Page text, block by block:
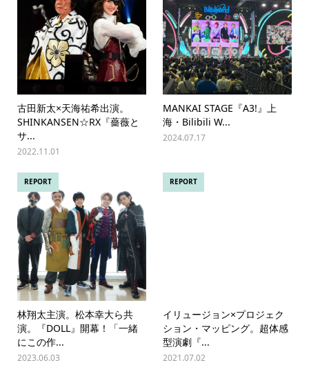
古田新太×天海祐希出演。
SHINKANSEN☆RX『薔薇と
サ...
2022.11.01
MANKAI STAGE『A3!』上
海・Bilibili W...
2024.07.17
REPORT
林翔太主演。松本幸大ら共
演。『DOLL』開幕！「一緒
にこの作...
2023.06.03
REPORT
イリュージョン×プロジェク
ション・マッピング。超体感
型演劇『...
2021.07.02